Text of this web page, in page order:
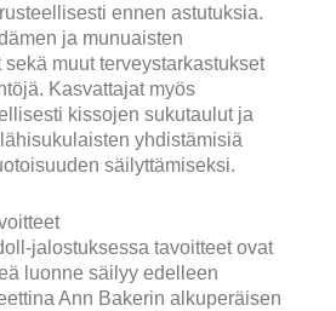
ennen astutuksia.
ja munuaisten
muut terveystarkastukset
Kasvattajat myös
kissojen sukutaulut ja
yhdistämisiä
säilyttämiseksi.
jalostuksessa tavoitteet ovat
luonne säilyy edelleen
Ann Bakerin alkuperäisen